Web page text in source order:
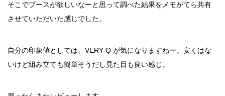
そこでブースが欲しいなーと思って調べた結果をメモがてら共有
させていただいた感じでした。
自分の印象値としては、VERY-Q が気になりますねー。安くはな
いけど組み立ても簡単そうだし見た目も良い感じ。